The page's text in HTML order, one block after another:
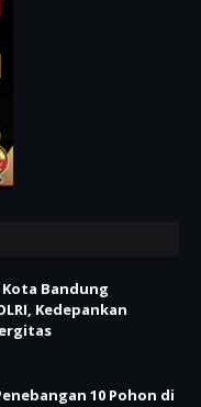
Kota Bandung
Kedepankan
10 Pohon di